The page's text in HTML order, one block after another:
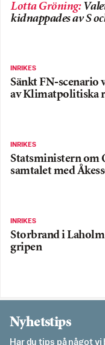
Lotta Gröning:
kidnappades av S
INRIKES
Sänkt FN-scenario
av Klimatpolitiska
INRIKES
Statsministern om
samtalet med
INRIKES
Storbrand i Laholm
gripen
Nyhetstips
Har du tips på något vi